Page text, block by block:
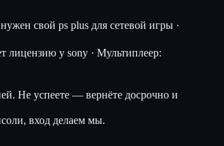
свой ps plus для сетевой игры ·
лицензию у sony · Мультиплеер:
Не успеете — вернёте досрочно и
вход делаем мы.